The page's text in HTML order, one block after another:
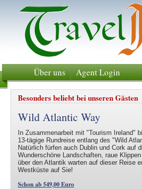
Über uns Agent Login
Besonders beliebt bei unseren Gästen
Wild Atlantic Way
In Zusammenarbeit mit "Tourism Ireland"
13-tägige Rundreise entlang des "Wild
Natürlich fürfen auch Dublin und Cork auf
Wunderschöne Landschaften, raue
über den Atlantik warten auf dieser Reise
Westküste auf Sie!
Schon ab 549,00 Euro